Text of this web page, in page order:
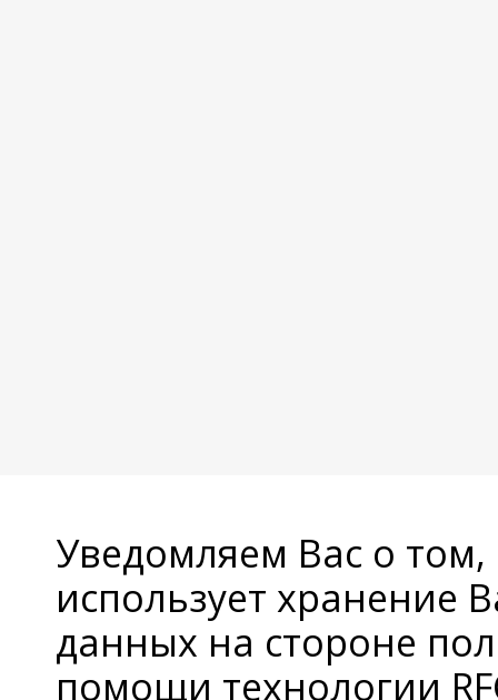
Уведомляем Вас о
использует хранение
данных на стороне
помощи технологии